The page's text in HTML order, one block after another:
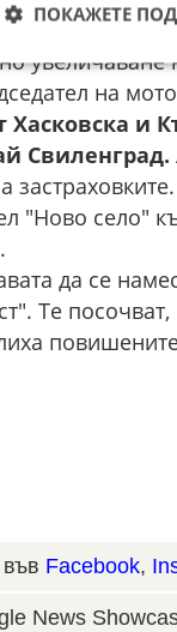
справедливи
увеличаване
на
и
Свиленград.
"Ново село"
да се
Те
Facebook,
News
ПОКАЖЕТЕ